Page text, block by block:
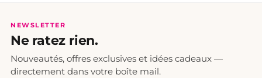
NEWSLETTER
Ne ratez rien.
Nouveautés, offres exclusives et idées cadeaux —
directement dans votre boîte mail.